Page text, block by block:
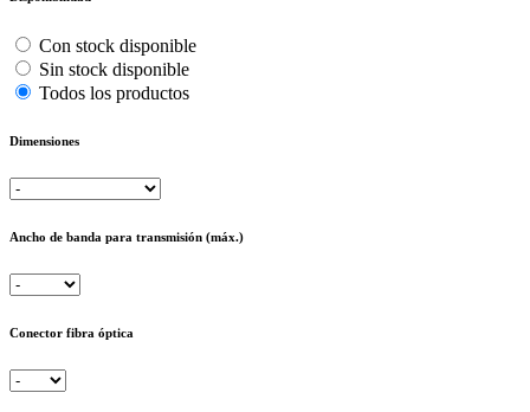
Con stock disponible
Sin stock disponible
Todos los productos
Dimensiones
Ancho de banda para transmisión (máx.)
Conector fibra óptica